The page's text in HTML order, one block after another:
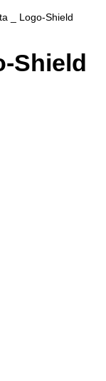
_ Logo-Shield
Shield